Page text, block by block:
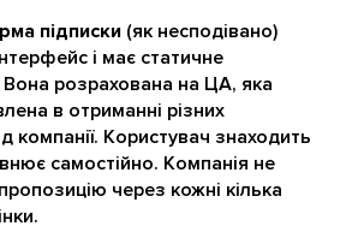
підписки (як несподівано)
і має статичне
розрахована на ЦА, яка
в отриманні різних
компанії. Користувач знаходить
самостійно. Компанія не
через кожні кілька